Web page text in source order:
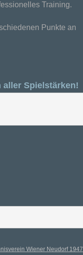
Training.
Punkte an
Spielstärken!
Wiener Neudorf 1947